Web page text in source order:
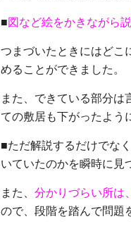
■図など絵をかきながら
つまづいたときにはどこ
めることができました。
また、できている部分は
ての敷居も下がったよう
■ただ解説するだけでな
いていたのかを瞬時に見
また、分かりづらい所は
ので、段階を踏んで問題